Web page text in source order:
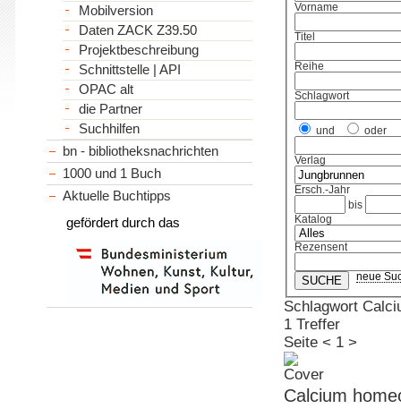
Vorname
Titel
Reihe
Schlagwort
und oder
Verlag
Ersch.-Jahr
bis
Katalog
Rezensent
neue
Schlagwort
1 Treffer
Seite < 1 >
Calcium
Mobilversion
Daten ZACK Z39.50
Projektbeschreibung
Schnittstelle | API
OPAC alt
die Partner
Suchhilfen
bn - bibliotheksnachrichten
1000 und 1 Buch
Aktuelle Buchtipps
gefördert durch das